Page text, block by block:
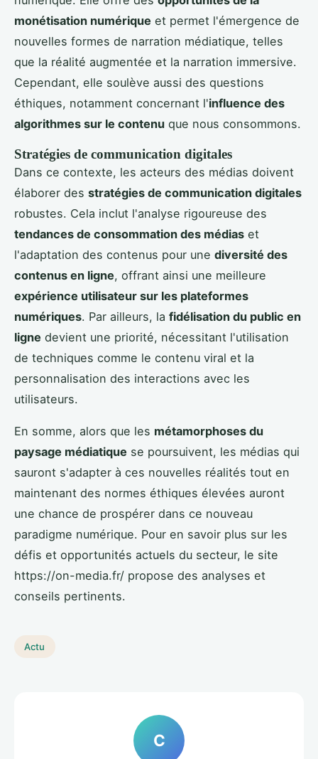
monétisation numérique et permet l'émergence de
nouvelles formes de narration médiatique, telles
que la réalité augmentée et la narration immersive.
Cependant, elle soulève aussi des questions
éthiques, notamment concernant l'influence des
algorithmes sur le contenu que nous consommons.
Stratégies de communication digitales
Dans ce contexte, les acteurs des médias doivent
élaborer des stratégies de communication digitales
robustes. Cela inclut l'analyse rigoureuse des
tendances de consommation des médias et
l'adaptation des contenus pour une diversité des
contenus en ligne, offrant ainsi une meilleure
expérience utilisateur sur les plateformes
numériques. Par ailleurs, la fidélisation du public en
ligne devient une priorité, nécessitant l'utilisation
de techniques comme le contenu viral et la
personnalisation des interactions avec les
utilisateurs.
En somme, alors que les métamorphoses du
paysage médiatique se poursuivent, les médias qui
sauront s'adapter à ces nouvelles réalités tout en
maintenant des normes éthiques élevées auront
une chance de prospérer dans ce nouveau
paradigme numérique. Pour en savoir plus sur les
défis et opportunités actuels du secteur, le site
https://on-media.fr/ propose des analyses et
conseils pertinents.
Actu
C